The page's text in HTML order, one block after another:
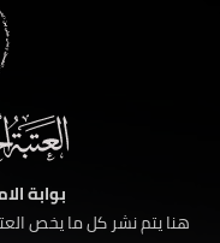
بوابة
هنا يتم نشر كل ما يخص